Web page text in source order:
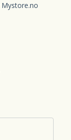
Mystore.no